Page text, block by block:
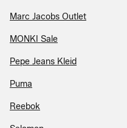
Marc Jacobs Outlet
MONKI Sale
Pepe Jeans Kleid
Puma
Reebok